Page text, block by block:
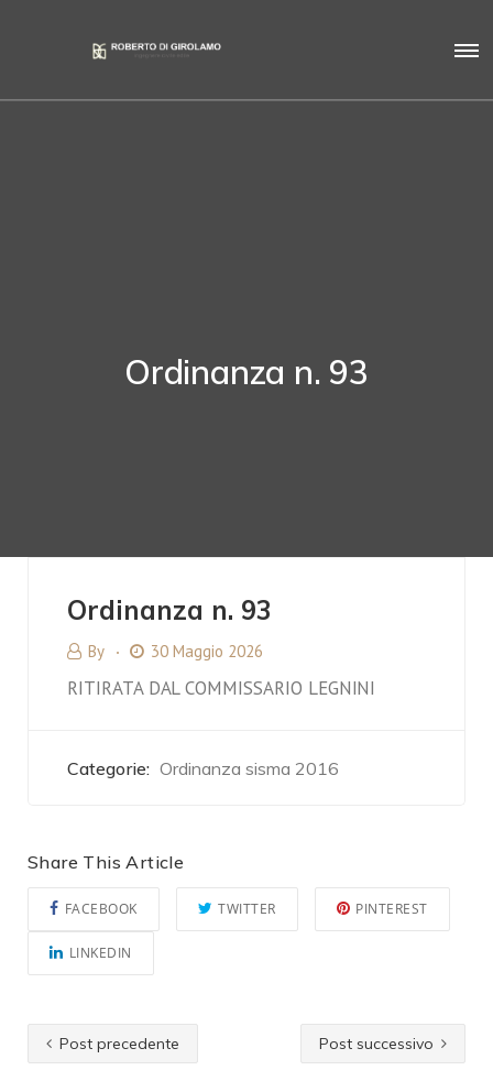
Ordinanza n. 93
Ordinanza n. 93
By 30 Maggio 2026
RITIRATA DAL COMMISSARIO LEGNINI
Categorie: Ordinanza sisma 2016
Share This Article
FACEBOOK TWITTER PINTEREST
LINKEDIN
Post precedente Post successivo